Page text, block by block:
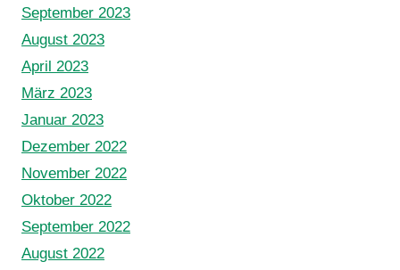
September 2023
August 2023
April 2023
März 2023
Januar 2023
Dezember 2022
November 2022
Oktober 2022
September 2022
August 2022